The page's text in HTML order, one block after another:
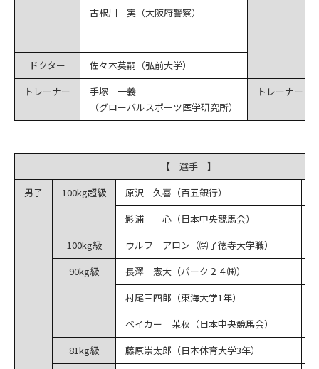
古根川 実（大阪府警察）
ドクター
佐々木英嗣（弘前大学）
トレーナー
手塚 一義
（グローバルスポーツ医学研究所）
トレーナー
【 選手 】
男子
100kg超級 原沢 久喜（百五銀行）
影浦 心（日本中央競馬会）
100kg級
ウルフ アロン（㈻了徳寺大学職）
90kg級
長澤 憲大（パーク２４㈱）
村尾三四郎（東海大学1年）
ベイカー 茉秋（日本中央競馬会）
81kg級
藤原崇太郎（日本体育大学3年）